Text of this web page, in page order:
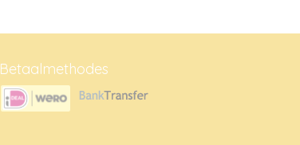
Betaalmethodes